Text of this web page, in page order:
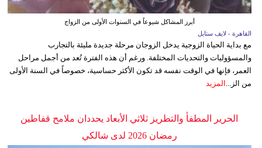
أبرز المشاكل شيوعاً في السنوات الأولى من الزواج
القاهرة - لايف ستايل
مع بداية الحياة الزوجية يدخل الزوجان مرحلة جديدة مليئة بالتجارب
والمسؤوليات والتحديات المختلفة. ورغم أن هذه الفترة تُعد من أجمل مراحل
العمر، فإنها في الوقت نفسه قد تكون الأكثر حساسية، خصوصاً في السنة الأولى
من الز...
المزيد
الحرير المطفأ والتطريز ثلاثي الأبعاد يحددان ملامح قفاطين
رمضان 2026 لدى شالكي